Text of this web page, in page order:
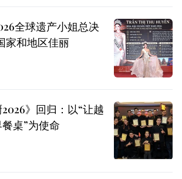
全球遗产小姐总决
家和地区佳丽
2026》回归：以“让越
桌”为使命